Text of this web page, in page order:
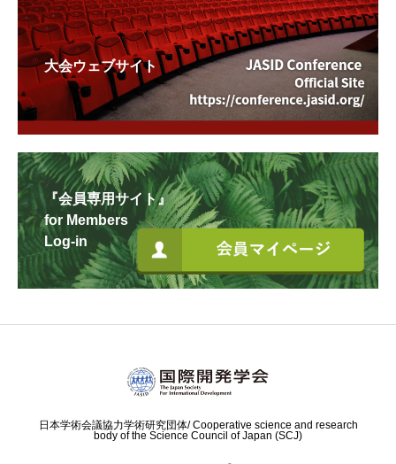
大会ウェブサイト
『会員専用サイト』
for Members
Log-in
日本学術会議協力学術研究団体/ Cooperative science and research
body of the Science Council of Japan (SCJ)